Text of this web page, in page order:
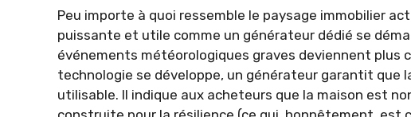
Peu importe à quoi ressemble le paysage immobilier
puissante et utile comme un générateur dédié se
événements météorologiques graves deviennent plus
technologie se développe, un générateur garantit
utilisable. Il indique aux acheteurs que la maison est